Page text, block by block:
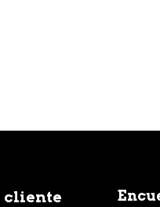
cliente